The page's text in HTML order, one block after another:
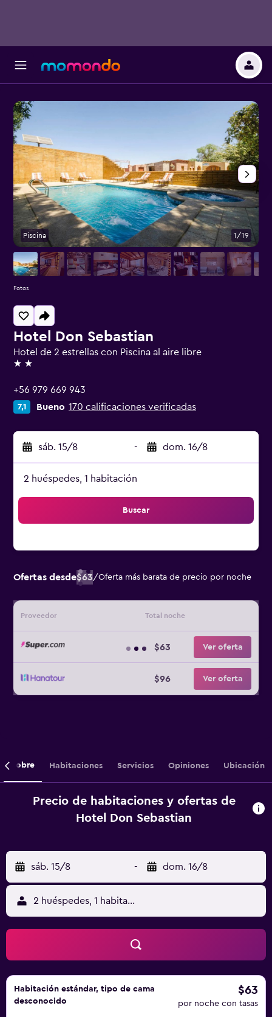
Hotel Don Sebastian
Hotel de 2 estrellas con Piscina al aire libre
2 estrellas
+56 979 669 943
7,1 Bueno 170 calificaciones verificadas
sáb. 15/8 - dom. 16/8
2 huéspedes, 1 habitación
Buscar
Ofertas desde$63/Oferta más barata de precio por noche
Proveedor Total noche
$63 Ver oferta
$96 Ver oferta
Piscina 1/19
Fotos
Sobre Habitaciones Servicios Opiniones Ubicación
Precio de habitaciones y ofertas de
Hotel Don Sebastian
sáb. 15/8 - dom. 16/8
2 huéspedes, 1 habitación
Habitación estándar, tipo de cama
desconocido
$63
por noche con tasas